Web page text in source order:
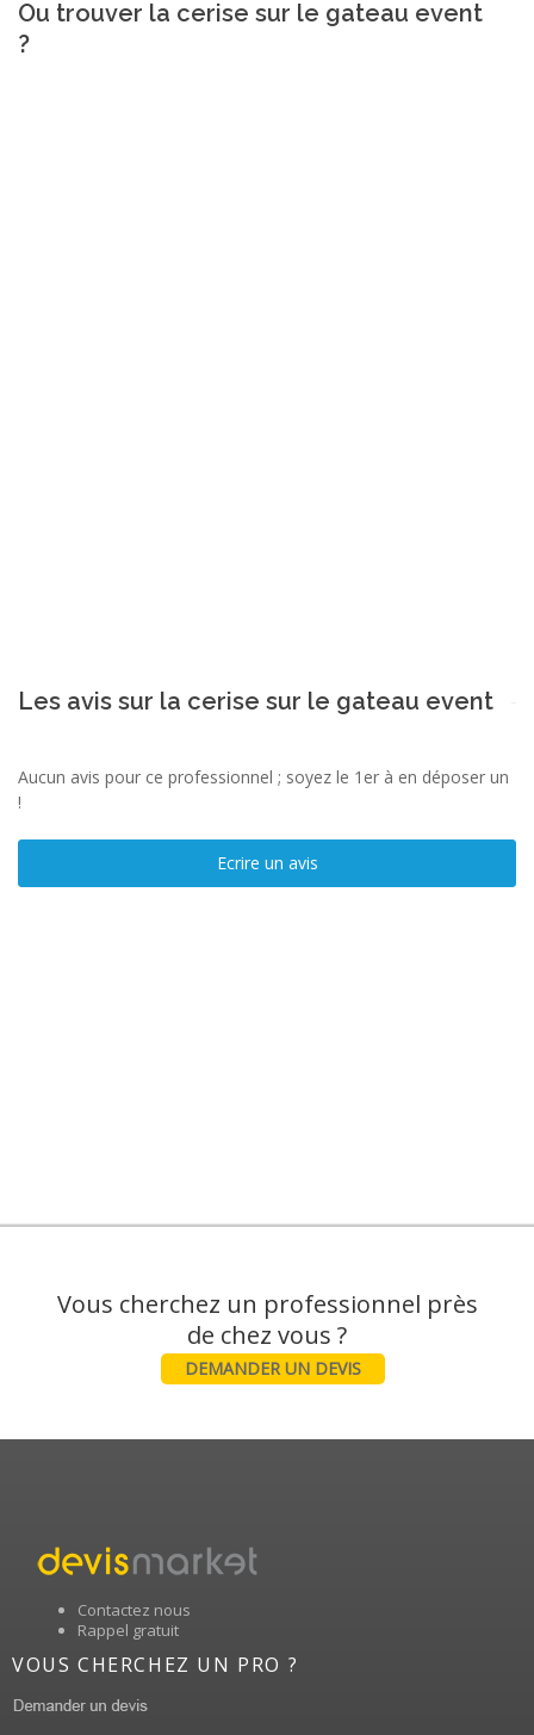
Ou trouver la cerise sur le gateau event
?
Les avis sur la cerise sur le gateau event
Aucun avis pour ce professionnel ; soyez le 1er à en déposer un
!
Ecrire un avis
Vous cherchez un professionnel près
DEMANDER UN DEVIS
Contactez nous
Rappel gratuit
VOUS CHERCHEZ UN PRO ?